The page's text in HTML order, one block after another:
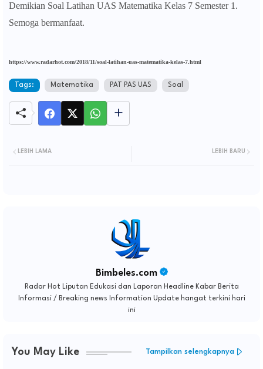
Demikian Soal Latihan UAS Matematika Kelas 7 Semester 1.
Semoga bermanfaat.
https://www.radarhot.com/2018/11/soal-latihan-uas-matematika-kelas-7.html
Tags: Matematika PAT PAS UAS Soal
LEBIH BARU
LEBIH LAMA
Bimbeles.com
Radar Hot Liputan Edukasi dan Laporan Headline Kabar Berita
Informasi / Breaking news Information Update hangat terkini hari
ini
You May Like Tampilkan selengkapnya